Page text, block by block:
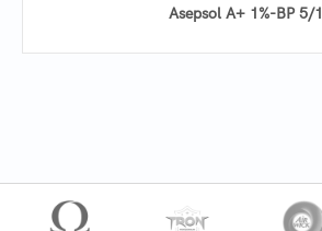
Asepsol A+ 1%-BP 5/1